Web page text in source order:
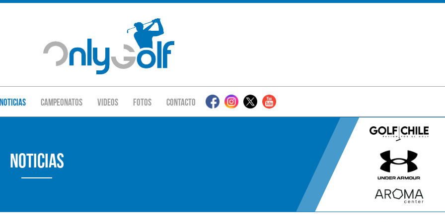
Noticias Campeonatos Videos Fotos Contacto
Noticias